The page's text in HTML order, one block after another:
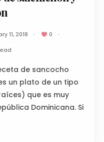
11, 2018
0
de sancocho
un plato de un tipo
que es muy
Dominicana. Si